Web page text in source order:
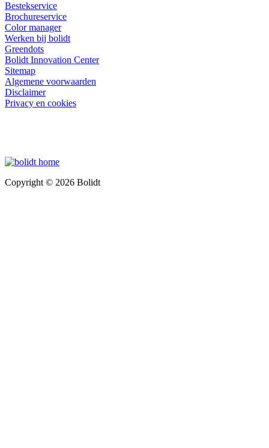
Bestekservice
Brochureservice
Color manager
Werken bij bolidt
Greendots
Bolidt Innovation Center
Sitemap
Algemene voorwaarden
Disclaimer
Privacy en cookies
Copyright © 2026 Bolidt